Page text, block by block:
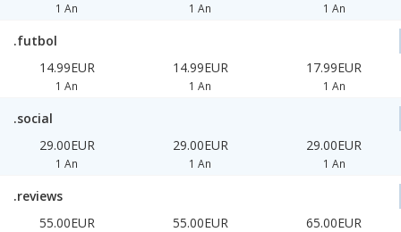
1 An 1 An 1 An
.futbol
14.99EUR
1 An
14.99EUR
1 An
17.99EUR
1 An
.social
29.00EUR
1 An
29.00EUR
1 An
29.00EUR
1 An
.reviews
55.00EUR
55.00EUR 65.00EUR